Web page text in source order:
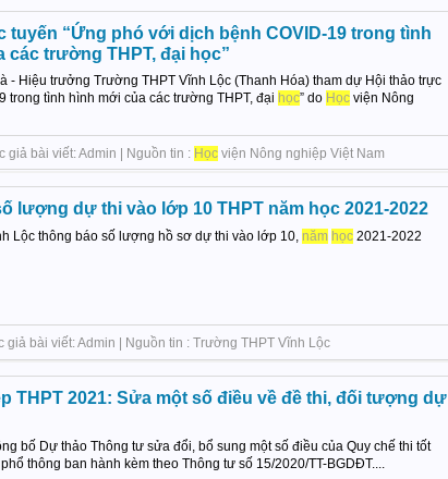
tuyến “Ứng phó với dịch bệnh COVID-19 trong tình
các trường THPT, đại học”
- Hiệu trưởng Trường THPT Vĩnh Lộc (Thanh Hóa) tham dự Hội thảo trực
trong tình hình mới của các trường THPT, đại học” do Học viện Nông
giả bài viết: Admin | Nguồn tin : Học viện Nông nghiệp Việt Nam
lượng dự thi vào lớp 10 THPT năm học 2021-2022
Lộc thông báo số lượng hồ sơ dự thi vào lớp 10, năm học2021-2022
bài viết: Admin | Nguồn tin : Trường THPT Vĩnh Lộc
THPT 2021: Sửa một số điều về đề thi, đối tượng dự
bố Dự thảo Thông tư sửa đổi, bổ sung một số điều của Quy chế thi tốt
thông ban hành kèm theo Thông tư số 15/2020/TT-BGDĐT....